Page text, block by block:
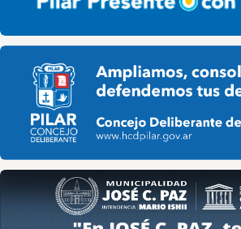
Pilar HCD